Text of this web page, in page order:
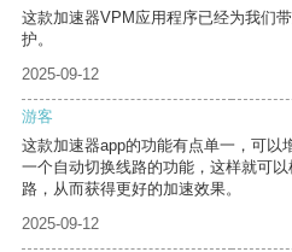
这款加速器VPM应用程序已经为我们
护。
2025-09-12
游客
这款加速器app的功能有点单一，可以
一个自动切换线路的功能，这样就可
路，从而获得更好的加速效果。
2025-09-12